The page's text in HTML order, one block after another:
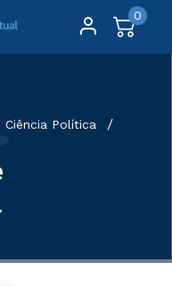
0
Ciência Política